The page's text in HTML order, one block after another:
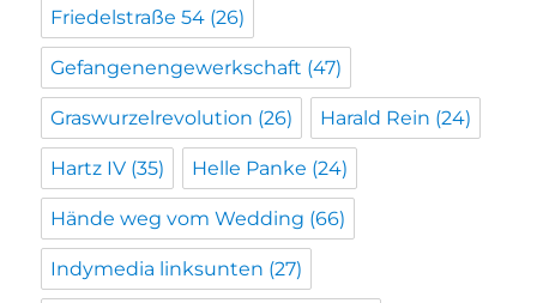
Friedelstraße 54 (26)
Gefangenengewerkschaft (47)
Graswurzelrevolution (26) Harald Rein (24)
Hartz IV (35) Helle Panke (24)
Hände weg vom Wedding (66)
Indymedia linksunten (27)